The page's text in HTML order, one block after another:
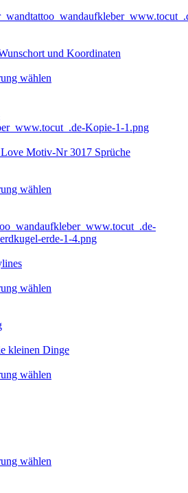
und Koordinaten
wählen
Motiv-Nr 3017 Sprüche
wählen
wählen
kleinen Dinge
wählen
wählen